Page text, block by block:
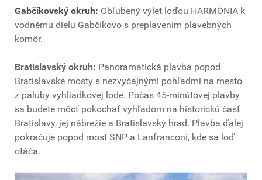
Gabčíkovský okruh: Obľúbený výlet loďou HARMÓNIA k
vodnému dielu Gabčíkovo s preplavením plavebných
komôr.
Bratislavský okruh: Panoramatická plavba popod
Bratislavské mosty s nezvyčajnými pohľadmi na mesto
z paluby vyhliadkovej lode. Počas 45-minútovej plavby
sa budete môcť pokochať výhľadom na historickú časť
Bratislavy, jej nábrežie a Bratislavský hrad. Plavba ďalej
pokračuje popod most SNP a Lanfranconi, kde sa loď
otáča.